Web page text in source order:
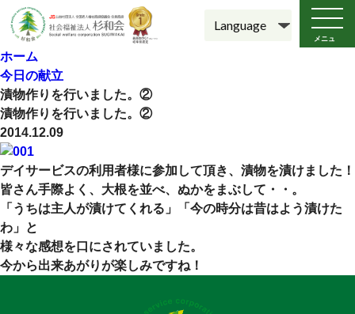
メニュ
ー
ホーム
今日の献立
漬物作りを行いました。②
漬物作りを行いました。②
2014.12.09
デイサービスの利用者様に参加して頂き、漬物を漬けました！
皆さん手際よく、大根を並べ、ぬかをまぶして・・。
「うちは主人が漬けてくれる」「今の時分は昔はよう漬けた
わ」と
様々な感想を口にされていました。
今から出来あがりが楽しみですね！